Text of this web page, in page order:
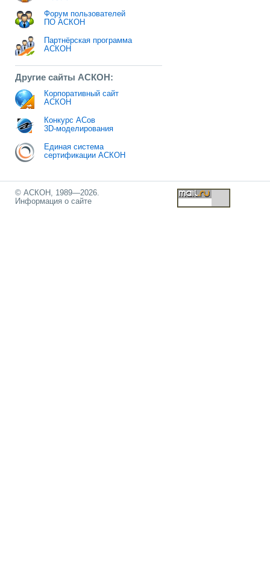
Форум пользователей
ПО АСКОН
Партнёрская программа
АСКОН
Другие сайты АСКОН:
Корпоративный сайт
АСКОН
Конкурс АСов
3D-моделирования
Единая система
сертификации АСКОН
© АСКОН, 1989—2026.
Информация о сайте